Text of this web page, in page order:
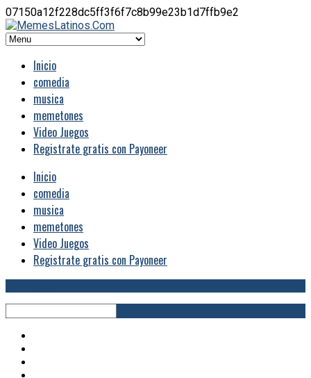
07150a12f228dc5ff3f6f7c8b99e23b1d7ffb9e2
Inicio
comedia
musica
memetones
Video Juegos
Registrate gratis con Payoneer
Inicio
comedia
musica
memetones
Video Juegos
Registrate gratis con Payoneer